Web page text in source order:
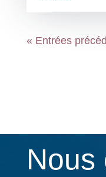
« Entrées
Nous